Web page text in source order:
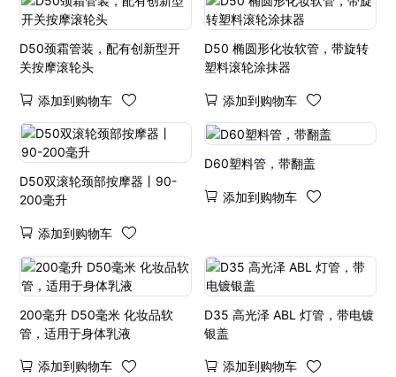
D50颈霜管装，配有创新型开
关按摩滚轮头
添加到购物车
D50 椭圆形化妆软管，带旋转
塑料滚轮涂抹器
添加到购物车
D50双滚轮颈部按摩器丨90-
200毫升
添加到购物车
D60塑料管，带翻盖
添加到购物车
200毫升 D50毫米 化妆品软
管，适用于身体乳液
添加到购物车
D35 高光泽 ABL 灯管，带电镀
银盖
添加到购物车